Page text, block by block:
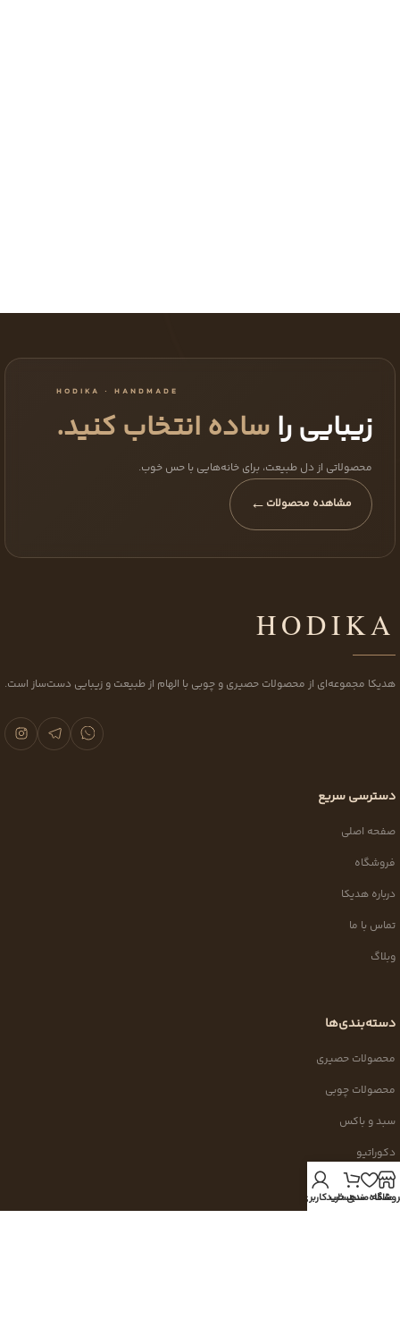
HODIKA · HANDMADE
زیبایی را ساده انتخاب کنید.
محصولاتی از دل طبیعت، برای خانه‌هایی با حس خوب.
مشاهده محصولات ←
HODIKA
هدیکا مجموعه‌ای از محصولات حصیری و چوبی با الهام از طبیعت و زیبایی دست‌ساز است.
دسترسی سریع
صفحه اصلی
فروشگاه
درباره هدیکا
تماس با ما
وبلاگ
دسته‌بندی‌ها
محصولات حصیری
محصولات چوبی
سبد و باکس
دکوراتیو
محصولات جدید
علاقه مندیسبد خرید
حساب کاربری من